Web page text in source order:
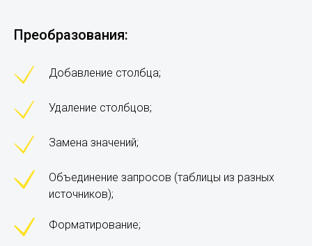
Преобразования:
Добавление столбца;
Удаление столбцов;
Замена значений;
Объединение запросов (таблицы из разных
источников);
Форматирование;